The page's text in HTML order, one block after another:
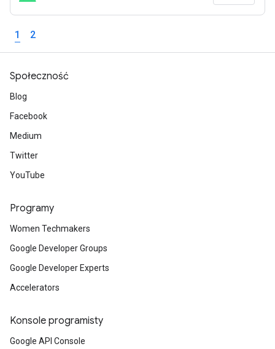
1 2
Społeczność
Blog
Facebook
Medium
Twitter
YouTube
Programy
Women Techmakers
Google Developer Groups
Google Developer Experts
Accelerators
Konsole programisty
Google API Console